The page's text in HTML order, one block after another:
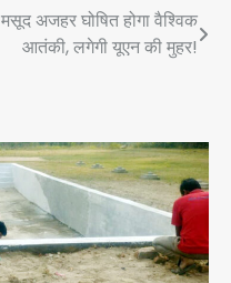
मसूद अजहर घोषित होगा वैश्विक
आतंकी, लगेगी यूएन की मुहर!